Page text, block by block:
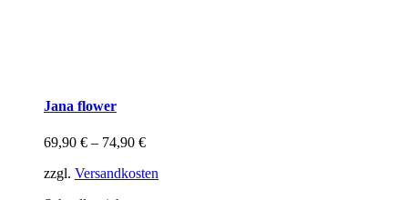
Jana flower
69,90 € – 74,90 €
zzgl. Versandkosten